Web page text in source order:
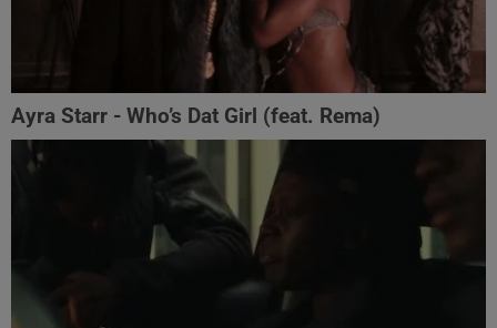
Ayra Starr - Who’s Dat Girl (feat. Rema)